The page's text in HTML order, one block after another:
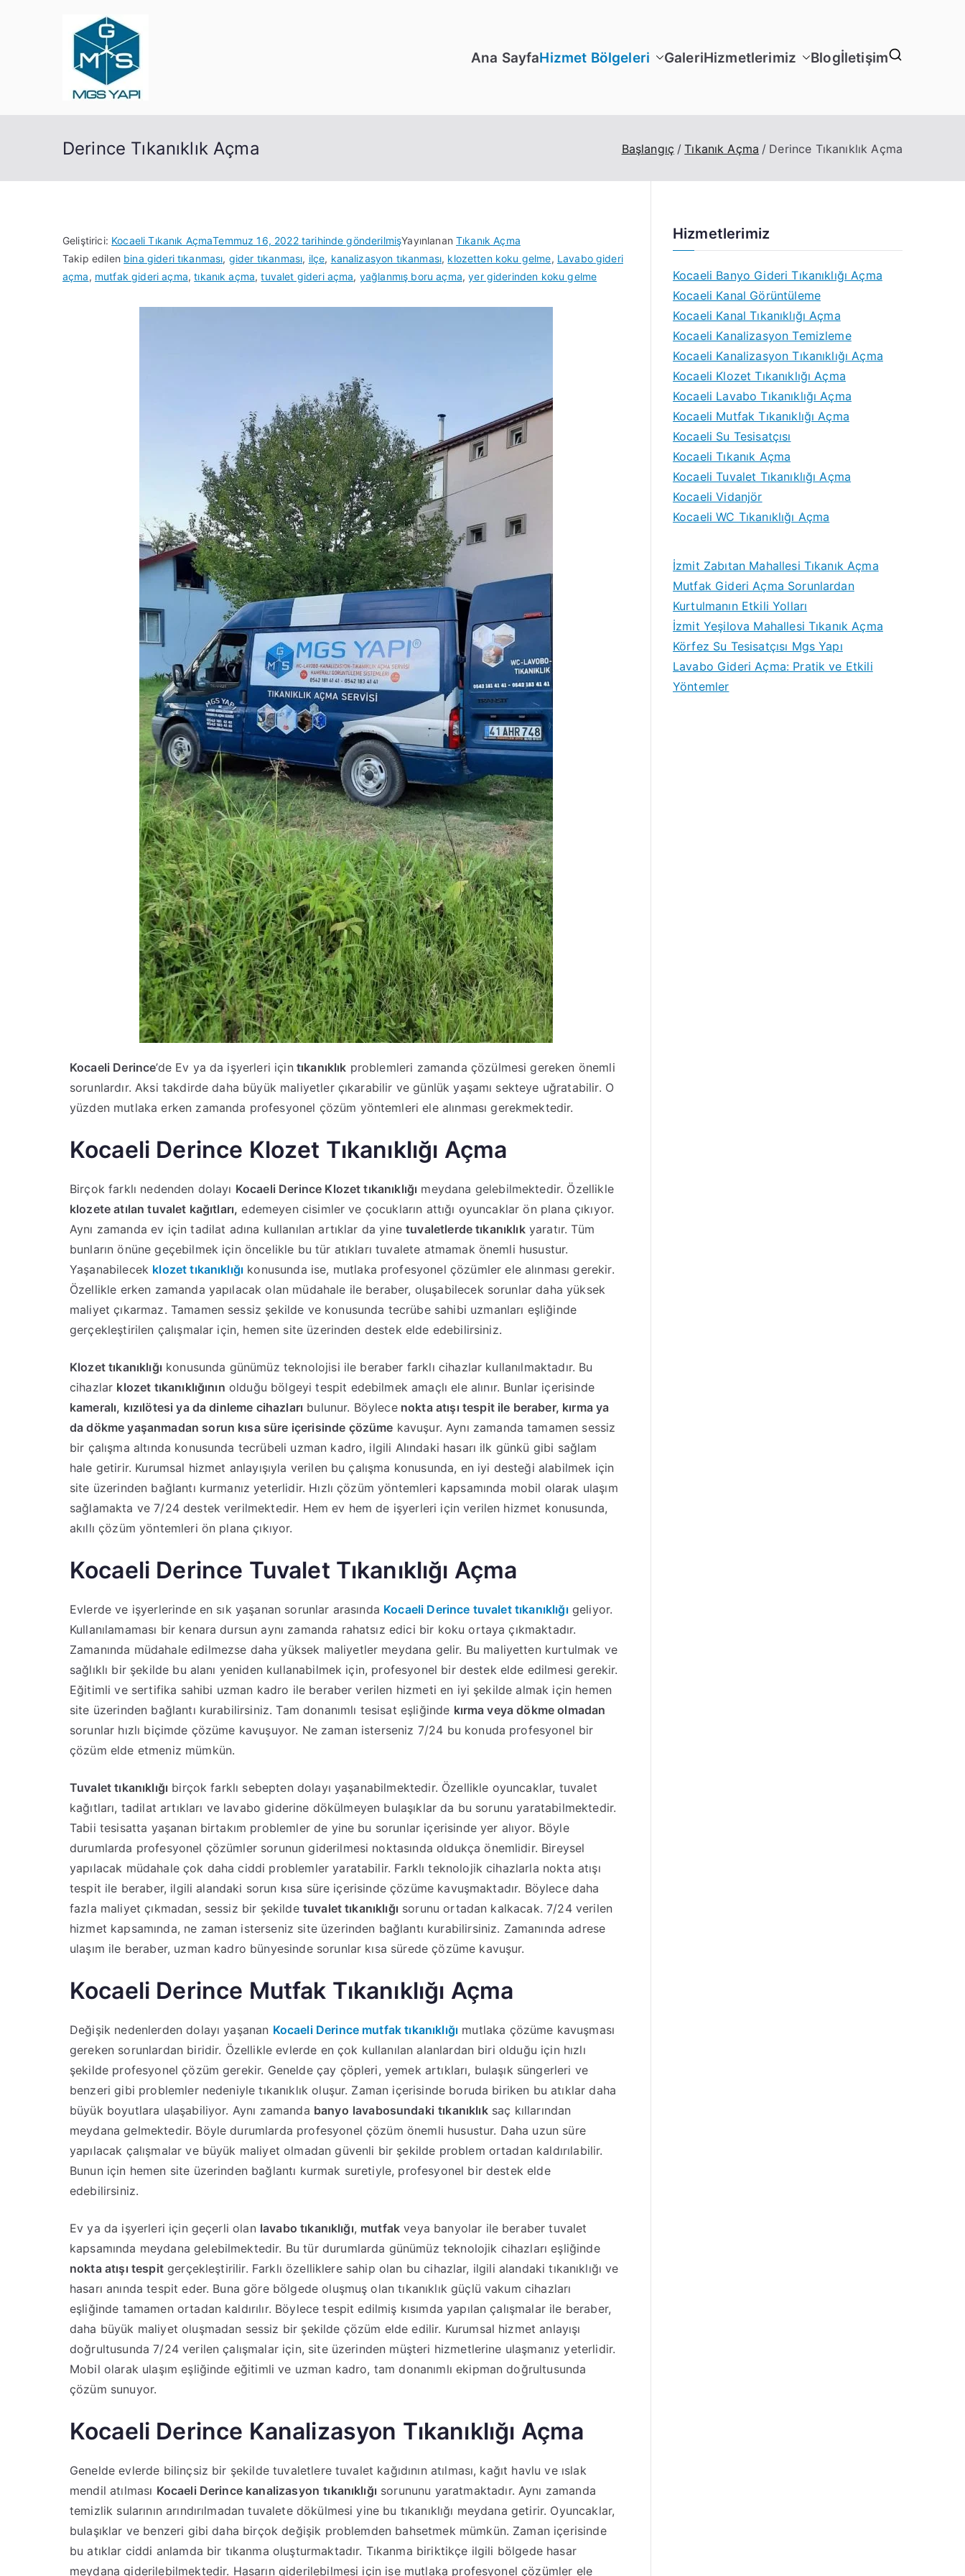
Ana SayfaHizmet Bölgeleri GaleriHizmetlerimiz Blogİletişim
Derince Tıkanıklık Açma Başlangıç Tıkanık Açma Derince Tıkanıklık Açma
Geliştirici: Kocaeli Tıkanık AçmaTemmuz 16, 2022tarihinde gönderilmişYayınlanan Tıkanık Açma
Takip edilen bina gideri tıkanması, gider tıkanması, ilçe, kanalizasyon tıkanması, klozetten koku gelme, Lavabo gideri
açma, mutfak gideri açma,tıkanık açma,tuvalet gideri açma, yağlanmış boru açma,yer giderinden koku gelme
Kocaeli Derince’de Ev ya da işyerleri içintıkanıklık problemleri zamanda çözülmesi gereken önemli
sorunlardır. Aksi takdirde daha büyük maliyetler çıkarabilir ve günlük yaşamı sekteye uğratabilir. O
yüzden mutlaka erken zamanda profesyonel çözüm yöntemleri ele alınması gerekmektedir.
Kocaeli Derince Klozet Tıkanıklığı Açma
Birçok farklı nedenden dolayı Kocaeli Derince Klozet tıkanıklığı meydana gelebilmektedir. Özellikle
klozete atılan tuvalet kağıtları, edemeyen cisimler ve çocukların attığı oyuncaklar ön plana çıkıyor.
Aynı zamanda ev için tadilat adına kullanılan artıklar da yinetuvaletlerde tıkanıklıkyaratır. Tüm
bunların önüne geçebilmek için öncelikle bu tür atıkları tuvalete atmamak önemli husustur.
Yaşanabilecek klozet tıkanıklığı konusunda ise, mutlaka profesyonel çözümler ele alınması gerekir.
Özellikle erken zamanda yapılacak olan müdahale ile beraber, oluşabilecek sorunlar daha yüksek
maliyet çıkarmaz. Tamamen sessiz şekilde ve konusunda tecrübe sahibi uzmanları eşliğinde
gerçekleştirilen çalışmalar için, hemen site üzerinden destek elde edebilirsiniz.
Klozet tıkanıklığı konusunda günümüz teknolojisi ile beraber farklı cihazlar kullanılmaktadır. Bu
cihazlar klozet tıkanıklığının olduğu bölgeyi tespit edebilmek amaçlı ele alınır. Bunlar içerisinde
kameralı, kızılötesi ya da dinleme cihazları bulunur. Böylecenokta atışı tespit ile beraber, kırma ya
da dökme yaşanmadan sorun kısa süre içerisinde çözüme kavuşur. Aynı zamanda tamamen sessiz
bir çalışma altında konusunda tecrübeli uzman kadro, ilgili Alındaki hasarı ilk günkü gibi sağlam
hale getirir. Kurumsal hizmet anlayışıyla verilen bu çalışma konusunda, en iyi desteği alabilmek için
site üzerinden bağlantı kurmanız yeterlidir. Hızlı çözüm yöntemleri kapsamında mobil olarak ulaşım
sağlamakta ve 7/24 destek verilmektedir. Hem ev hem de işyerleri için verilen hizmet konusunda,
akıllı çözüm yöntemleri ön plana çıkıyor.
Kocaeli Derince Tuvalet Tıkanıklığı Açma
Evlerde ve işyerlerinde en sık yaşanan sorunlar arasında Kocaeli Derince tuvalet tıkanıklığıgeliyor.
Kullanılamaması bir kenara dursun aynı zamanda rahatsız edici bir koku ortaya çıkmaktadır.
Zamanında müdahale edilmezse daha yüksek maliyetler meydana gelir. Bu maliyetten kurtulmak ve
sağlıklı bir şekilde bu alanı yeniden kullanabilmek için, profesyonel bir destek elde edilmesi gerekir.
Eğitimli ve sertifika sahibi uzman kadro ile beraber verilen hizmeti en iyi şekilde almak için hemen
site üzerinden bağlantı kurabilirsiniz. Tam donanımlı tesisat eşliğinde kırma veya dökme olmadan
sorunlar hızlı biçimde çözüme kavuşuyor. Ne zaman isterseniz 7/24 bu konuda profesyonel bir
çözüm elde etmeniz mümkün.
Tuvalet tıkanıklığı birçok farklı sebepten dolayı yaşanabilmektedir. Özellikle oyuncaklar, tuvalet
kağıtları, tadilat artıkları ve lavabo giderine dökülmeyen bulaşıklar da bu sorunu yaratabilmektedir.
Tabii tesisatta yaşanan birtakım problemler de yine bu sorunlar içerisinde yer alıyor. Böyle
durumlarda profesyonel çözümler sorunun giderilmesi noktasında oldukça önemlidir. Bireysel
yapılacak müdahale çok daha ciddi problemler yaratabilir. Farklı teknolojik cihazlarla nokta atışı
tespit ile beraber, ilgili alandaki sorun kısa süre içerisinde çözüme kavuşmaktadır. Böylece daha
fazla maliyet çıkmadan, sessiz bir şekilde tuvalet tıkanıklığı sorunu ortadan kalkacak. 7/24 verilen
hizmet kapsamında, ne zaman isterseniz site üzerinden bağlantı kurabilirsiniz. Zamanında adrese
ulaşım ile beraber, uzman kadro bünyesinde sorunlar kısa sürede çözüme kavuşur.
Kocaeli Derince Mutfak Tıkanıklığı Açma
Değişik nedenlerden dolayı yaşanan Kocaeli Derince mutfak tıkanıklığı mutlaka çözüme kavuşması
gereken sorunlardan biridir. Özellikle evlerde en çok kullanılan alanlardan biri olduğu için hızlı
şekilde profesyonel çözüm gerekir. Genelde çay çöpleri, yemek artıkları, bulaşık süngerleri ve
benzeri gibi problemler nedeniyle tıkanıklık oluşur. Zaman içerisinde boruda biriken bu atıklar daha
büyük boyutlara ulaşabiliyor. Aynı zamanda banyo lavabosundaki tıkanıklıksaç kıllarından
meydana gelmektedir. Böyle durumlarda profesyonel çözüm önemli husustur. Daha uzun süre
yapılacak çalışmalar ve büyük maliyet olmadan güvenli bir şekilde problem ortadan kaldırılabilir.
Bunun için hemen site üzerinden bağlantı kurmak suretiyle, profesyonel bir destek elde
edebilirsiniz.
Ev ya da işyerleri için geçerli olan lavabo tıkanıklığı, mutfak veya banyolar ile beraber tuvalet
kapsamında meydana gelebilmektedir. Bu tür durumlarda günümüz teknolojik cihazları eşliğinde
nokta atışı tespitgerçekleştirilir. Farklı özelliklere sahip olan bu cihazlar, ilgili alandaki tıkanıklığı ve
hasarı anında tespit eder. Buna göre bölgede oluşmuş olan tıkanıklık güçlü vakum cihazları
eşliğinde tamamen ortadan kaldırılır. Böylece tespit edilmiş kısımda yapılan çalışmalar ile beraber,
daha büyük maliyet oluşmadan sessiz bir şekilde çözüm elde edilir. Kurumsal hizmet anlayışı
doğrultusunda 7/24 verilen çalışmalar için, site üzerinden müşteri hizmetlerine ulaşmanız yeterlidir.
Mobil olarak ulaşım eşliğinde eğitimli ve uzman kadro, tam donanımlı ekipman doğrultusunda
çözüm sunuyor.
Kocaeli Derince Kanalizasyon Tıkanıklığı Açma
Genelde evlerde bilinçsiz bir şekilde tuvaletlere tuvalet kağıdının atılması, kağıt havlu ve ıslak
mendil atılması Kocaeli Derince kanalizasyon tıkanıklığı sorununu yaratmaktadır. Aynı zamanda
temizlik sularının arındırılmadan tuvalete dökülmesi yine bu tıkanıklığı meydana getirir. Oyuncaklar,
bulaşıklar ve benzeri gibi daha birçok değişik problemden bahsetmek mümkün. Zaman içerisinde
bu atıklar ciddi anlamda bir tıkanma oluşturmaktadır. Tıkanma biriktikçe ilgili bölgede hasar
meydana giderilebilmektedir. Hasarın giderilebilmesi için ise mutlaka profesyonel çözümler ele
Hizmetlerimiz
Kocaeli Banyo Gideri Tıkanıklığı Açma
Kocaeli Kanal Görüntüleme
Kocaeli Kanal Tıkanıklığı Açma
Kocaeli Kanalizasyon Temizleme
Kocaeli Kanalizasyon Tıkanıklığı Açma
Kocaeli Klozet Tıkanıklığı Açma
Kocaeli Lavabo Tıkanıklığı Açma
Kocaeli Mutfak Tıkanıklığı Açma
Kocaeli Su Tesisatçısı
Kocaeli Tıkanık Açma
Kocaeli Tuvalet Tıkanıklığı Açma
Kocaeli Vidanjör
Kocaeli WC Tıkanıklığı Açma
İzmit Zabıtan Mahallesi Tıkanık Açma
Mutfak Gideri Açma Sorunlardan
Kurtulmanın Etkili Yolları
İzmit Yeşilova Mahallesi Tıkanık Açma
Körfez Su Tesisatçısı Mgs Yapı
Lavabo Gideri Açma: Pratik ve Etkili
Yöntemler